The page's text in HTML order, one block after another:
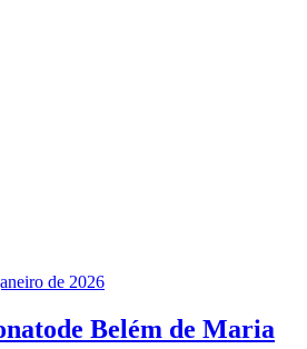
de 2026
Belém de Maria